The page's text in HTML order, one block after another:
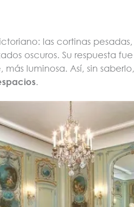
las cortinas
oscuros. Su respuesta
luminosa. Así, sin saberlo,
.